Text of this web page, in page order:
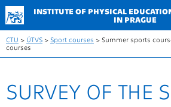
INSTITUTE OF PHYSICAL
IN PRAGUE
CTU > ÚTVS > Sport courses > Summer sports
courses
SURVEY OF THE